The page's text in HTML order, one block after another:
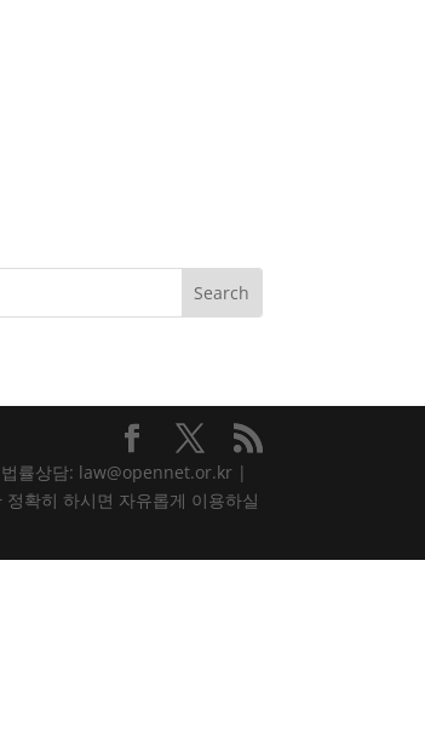
률상담: law@opennet.or.kr |
확히 하시면 자유롭게 이용하실